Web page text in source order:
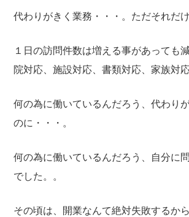
代わりがきく業務・・・。ただそれだけ
１日の訪問件数は増える事があっても
院対応、施設対応、書類対応、家族対
何の為に働いているんだろう、代わり
のに・・・。
何の為に働いているんだろう、自分に
でした。。
その頃は、開業なんて絶対失敗するか